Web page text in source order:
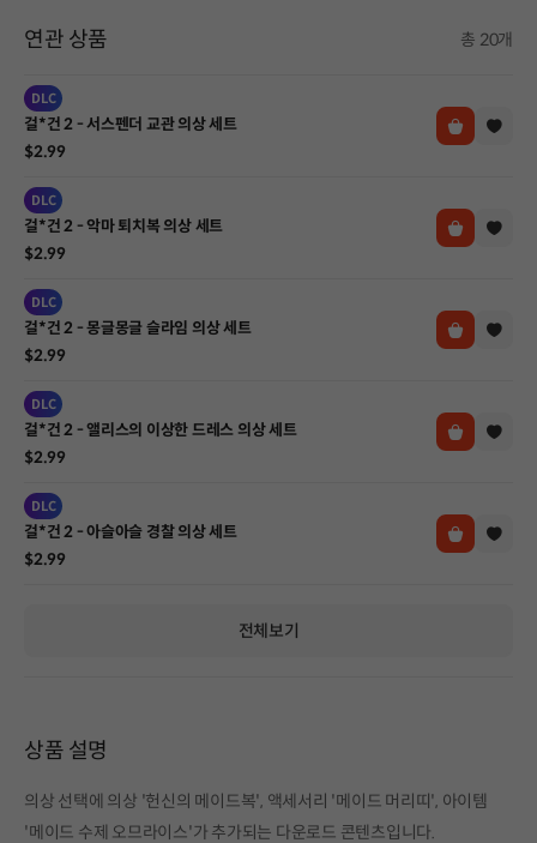
연관 상품 총 20개
DLC
걸*건 2 - 서스펜더 교관 의상 세트
$2.99
DLC
걸*건 2 - 악마 퇴치복 의상 세트
$2.99
DLC
걸*건 2 - 몽글몽글 슬라임 의상 세트
$2.99
DLC
걸*건 2 - 앨리스의 이상한 드레스 의상 세트
$2.99
DLC
걸*건 2 - 아슬아슬 경찰 의상 세트
$2.99
전체보기
상품 설명
의상 선택에 의상 '헌신의 메이드복', 액세서리 '메이드 머리띠', 아이템
'메이드 수제 오므라이스'가 추가되는 다운로드 콘텐츠입니다.